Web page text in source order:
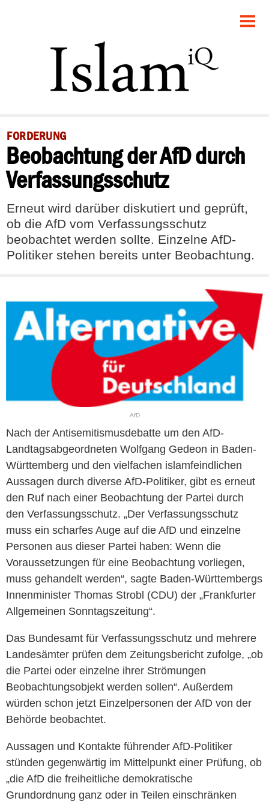
GESELLSCHAFT
POLITIK
RECHT
FEUILLETON
DEBATTE
FORDERUNG
Beobachtung der AfD durch
Verfassungsschutz
Erneut wird darüber diskutiert und geprüft,
ob die AfD vom Verfassungsschutz
beobachtet werden sollte. Einzelne AfD-
Politiker stehen bereits unter Beobachtung.
AfD
Nach der Antisemitismusdebatte um den AfD-
Landtagsabgeordneten Wolfgang Gedeon in Baden-
Württemberg und den vielfachen islamfeindlichen
Aussagen durch diverse AfD-Politiker, gibt es erneut
den Ruf nach einer Beobachtung der Partei durch
den Verfassungsschutz. „Der Verfassungsschutz
muss ein scharfes Auge auf die AfD und einzelne
Personen aus dieser Partei haben: Wenn die
Voraussetzungen für eine Beobachtung vorliegen,
muss gehandelt werden“, sagte Baden-Württembergs
Innenminister Thomas Strobl (CDU) der „Frankfurter
Allgemeinen Sonntagszeitung“.
Das Bundesamt für Verfassungsschutz und mehrere
Landesämter prüfen dem Zeitungsbericht zufolge, „ob
die Partei oder einzelne ihrer Strömungen
Beobachtungsobjekt werden sollen“. Außerdem
würden schon jetzt Einzelpersonen der AfD von der
Behörde beobachtet.
Aussagen und Kontakte führender AfD-Politiker
stünden gegenwärtig im Mittelpunkt einer Prüfung, ob
„die AfD die freiheitliche demokratische
Grundordnung ganz oder in Teilen einschränken